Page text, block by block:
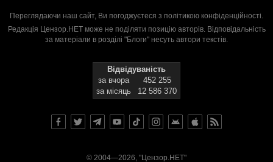
Переглядаючи наш сайт, Ви погоджуєтеся з політикою конфіденційності.
Редакція Цензор.НЕТ може не поділяти позицію авторів. Відповідальність
за матеріали в розділі "Блоги" несуть автори текстів.
Відвідуваність
за вчора
452 255
за місяць
12 586 370
© 2004—2026, "Цензор.НЕТ"